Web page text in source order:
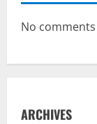
No
ARCHIVES